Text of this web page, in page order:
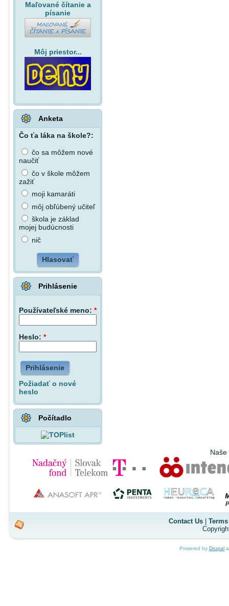
Maľované čítanie a
písanie
Môj priestor...
Anketa
Čo ťa láka na škole?:
čo sa môžem nové
naučiť
čo v škole môžem
zažiť
moji kamaráti
môj obľúbený učiteľ
škola je základ
mojej budúcnosti
nič
Hlasovať
Prihlásenie
Používateľské meno: *
Heslo: *
Prihlásenie
Požiadať o nové
heslo
Počítadlo
Contact Us|
Powered by Drupal